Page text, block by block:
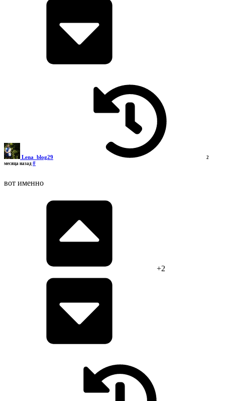
Lena_blog29
2
месяца назад #
вот именно
+2